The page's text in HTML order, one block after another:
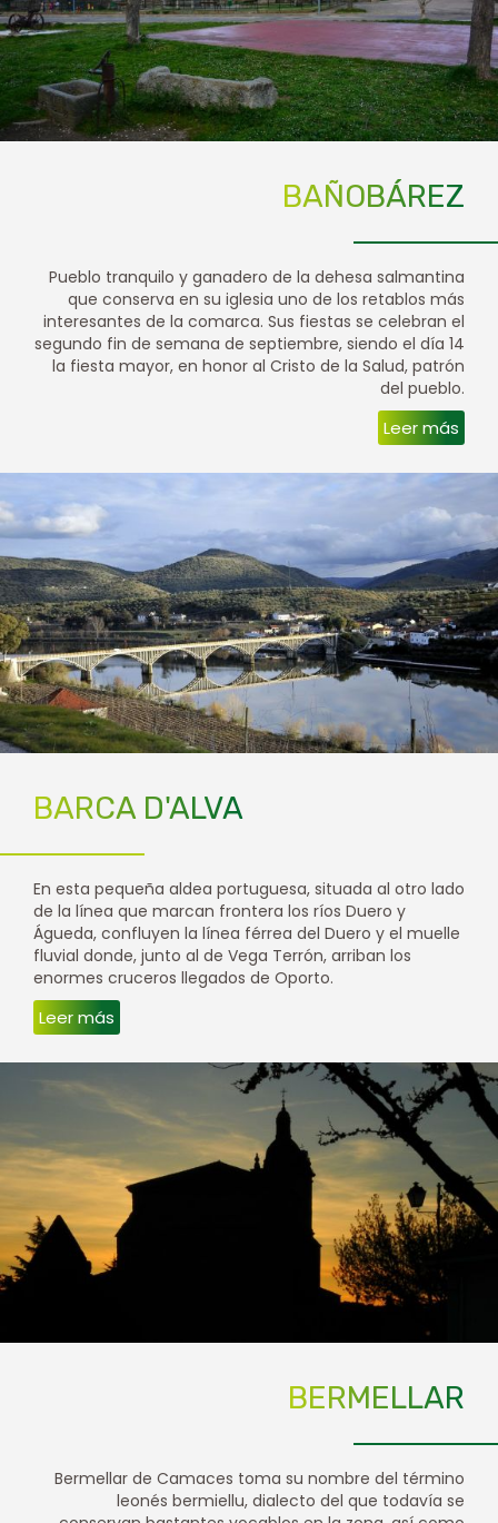
BAÑOBÁREZ
Pueblo tranquilo y ganadero de la dehesa salmantina
que conserva en su iglesia uno de los retablos más
interesantes de la comarca. Sus fiestas se celebran el
segundo fin de semana de septiembre, siendo el día 14
la fiesta mayor, en honor al Cristo de la Salud, patrón
del pueblo.
Leer más
BARCA D'ALVA
En esta pequeña aldea portuguesa, situada al otro lado
de la línea que marcan frontera los ríos Duero y
Águeda, confluyen la línea férrea del Duero y el muelle
fluvial donde, junto al de Vega Terrón, arriban los
enormes cruceros llegados de Oporto.
Leer más
BERMELLAR
Bermellar de Camaces toma su nombre del término
leonés bermiellu, dialecto del que todavía se